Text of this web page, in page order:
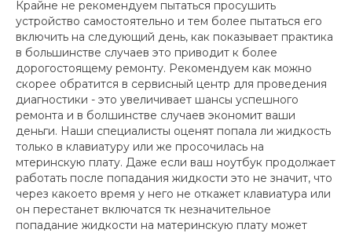
Крайне не рекомендуем пытаться просушить
устройство самостоятельно и тем более пытаться его
включить на следующий день, как показывает практика
в большинстве случаев это приводит к более
дорогостоящему ремонту. Рекомендуем как можно
скорее обратится в сервисный центр для проведения
диагностики - это увеличивает шансы успешного
ремонта и в болшинстве случаев экономит ваши
деньги. Наши специалисты оценят попала ли жидкость
только в клавиатуру или же просочилась на
мтеринскую плату. Даже если ваш ноутбук продолжает
работать после попадания жидкости это не значит, что
через какоето время у него не откажет клавиатура или
он перестанет включатся тк незначительное
попадание жидкости на материнскую плату может